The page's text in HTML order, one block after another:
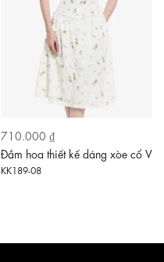
710.000 ₫
Đầm hoa thiết kế dáng xòe cổ V
KK189-08